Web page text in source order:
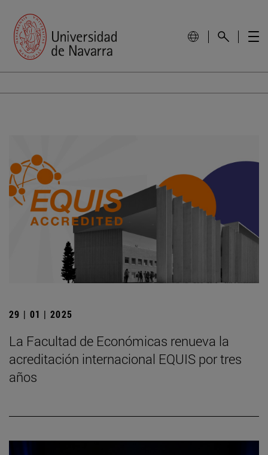
29 | 01 | 2025
La Facultad de Económicas renueva la
acreditación internacional EQUIS por tres
años